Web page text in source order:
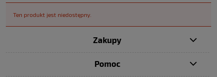
Ten produkt jest niedostępny.
Zakupy
Pomoc